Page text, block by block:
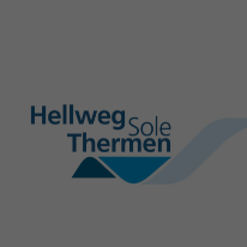
hellweg-sole-
thermen.de